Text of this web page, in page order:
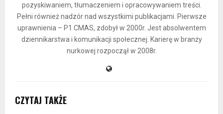
pozyskiwaniem, tłumaczeniem i opracowywaniem treści.
Pełni również nadzór nad wszystkimi publikacjami. Pierwsze
uprawnienia – P1 CMAS, zdobył w 2000r. Jest absolwentem
dziennikarstwa i komunikacji społecznej. Karierę w branży
nurkowej rozpoczął w 2008r.
CZYTAJ TAKŻE